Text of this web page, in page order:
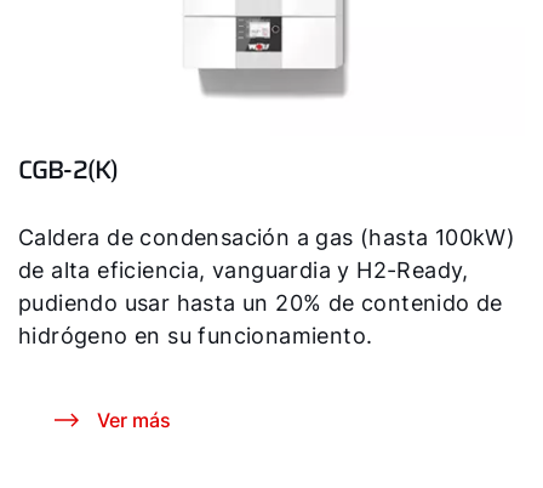
CGB-2(K)
Caldera de condensación a gas (hasta 100kW)
de alta eficiencia, vanguardia y H2-Ready,
pudiendo usar hasta un 20% de contenido de
hidrógeno en su funcionamiento.
Ver más